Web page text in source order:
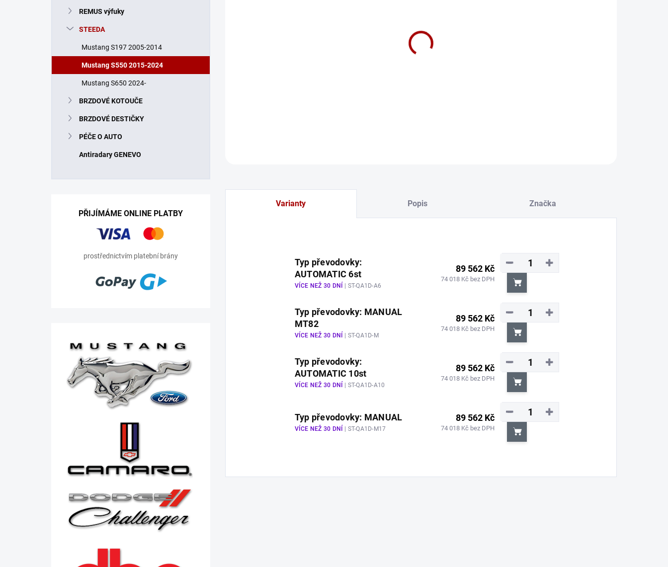
e
REMUS výfuky
STEEDA
Mustang S197 2005-2014
Mustang S550 2015-2024
Mustang S650 2024-
BRZDOVÉ KOTOUČE
BRZDOVÉ DESTIČKY
PÉČE O AUTO
Antiradary GENEVO
PŘIJÍMÁME ONLINE PLATBY
prostřednictvím platební brány
DETAILNÍ INFORMACE
Varianty Popis Značka
Typ převodovky:
AUTOMATIC 6st
VÍCE NEŽ 30 DNÍ | ST-QA1D-A6
89 562 Kč
74 018 Kč bez DPH
+
−
Do košíku
Typ převodovky: MANUAL
MT82
VÍCE NEŽ 30 DNÍ | ST-QA1D-M
89 562 Kč
74 018 Kč bez DPH
+
−
Do košíku
Typ převodovky:
AUTOMATIC 10st
VÍCE NEŽ 30 DNÍ | ST-QA1D-A10
89 562 Kč
74 018 Kč bez DPH
+
−
Do košíku
Typ převodovky: MANUAL
VÍCE NEŽ 30 DNÍ | ST-QA1D-M17
89 562 Kč
74 018 Kč bez DPH
+
−
Do košíku